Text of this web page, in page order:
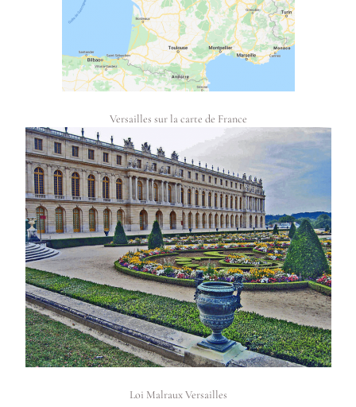
Versailles sur la carte de France
Loi Malraux Versailles